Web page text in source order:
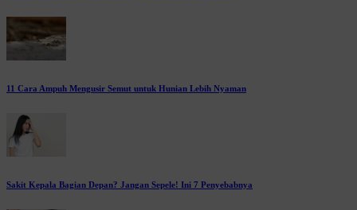
11 Cara Ampuh Mengusir Semut untuk Hunian Lebih Nyaman
Sakit Kepala Bagian Depan? Jangan Sepele! Ini 7 Penyebabnya